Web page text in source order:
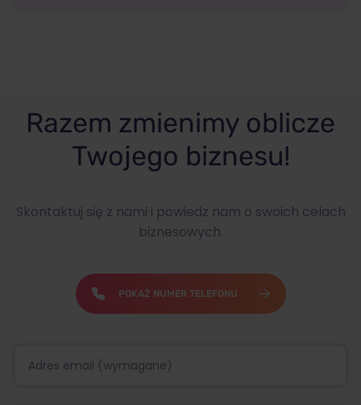
Razem zmienimy oblicze
Twojego biznesu!
Skontaktuj się z nami i powiedz nam o swoich celach
biznesowych.
POKAŻ NUMER TELEFONU